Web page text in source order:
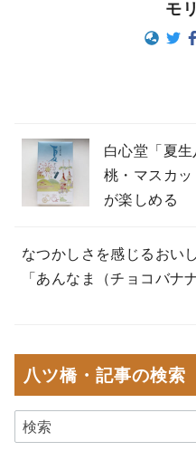
モ
白心堂「夏
桃・マスカ
が楽しめる
なつかしさを感じるおい
「あんなま（チョコバナ
八ツ橋・記事の検索